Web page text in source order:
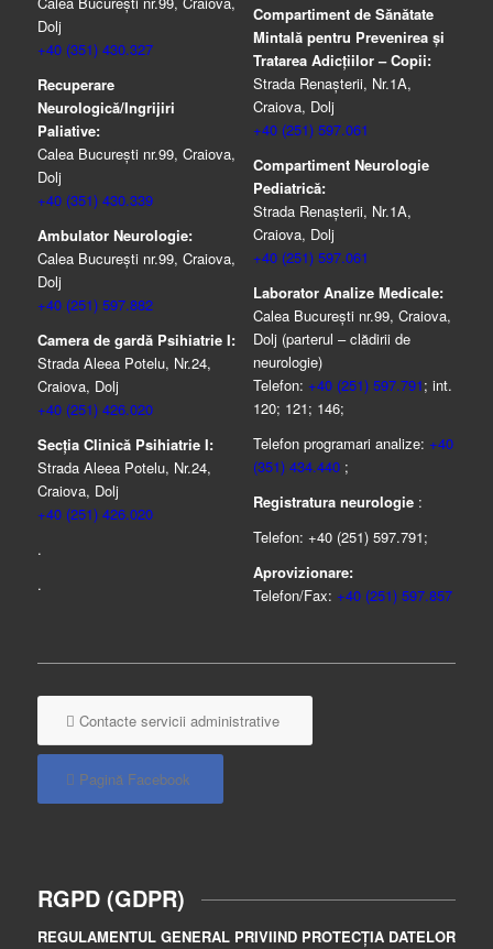
Dolj
+40 (351) 430.327
Recuperare
Neurologică/Ingrijiri
Paliative:
Calea București nr.99, Craiova,
Dolj
+40 (351) 430.339
Ambulator Neurologie:
Calea București nr.99, Craiova,
Dolj
+40 (251) 597.882
Camera de gardă Psihiatrie I:
Strada Aleea Potelu, Nr.24,
Craiova, Dolj
+40 (251) 426.020
Secția Clinică Psihiatrie I:
Strada Aleea Potelu, Nr.24,
Craiova, Dolj
+40 (251) 426.020
.
.
Compartiment de Sănătate
Mintală pentru Prevenirea şi
Tratarea Adicţiilor – Copii:
Strada Renașterii, Nr.1A,
Craiova, Dolj
+40 (251) 597.061
Compartiment Neurologie
Pediatrică:
Strada Renaşterii, Nr.1A,
Craiova, Dolj
+40 (251) 597.061
Laborator Analize Medicale:
Calea București nr.99, Craiova,
Dolj (parterul – clădirii de
neurologie)
Telefon: +40 (251) 597.791; int.
120; 121; 146;
Telefon programari analize: +40
(351) 434.440 ;
Registratura neurologie :
Telefon: +40 (251) 597.791;
Aprovizionare:
Telefon/Fax: +40 (251) 597.857
Contacte servicii administrative
Pagină Facebook
RGPD (GDPR)
REGULAMENTUL GENERAL PRIVIIND PROTECȚIA DATELOR